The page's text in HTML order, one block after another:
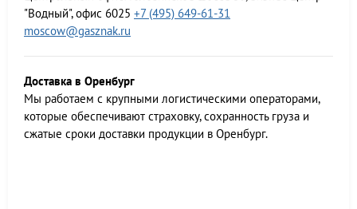
"Водный", офис 6025 +7 (495) 649-61-31
moscow@gasznak.ru
Доставка в Оренбург
Мы работаем c крупными логистическими операторами,
которые обеспечивают страховку, сохранность груза и
сжатые сроки доставки продукции в Оренбург.